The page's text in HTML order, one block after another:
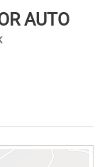
AUTO